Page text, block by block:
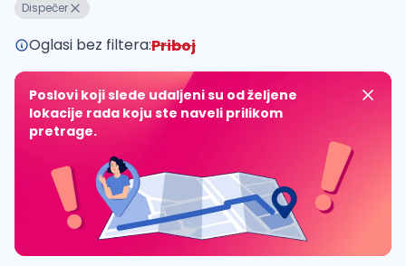
Dispečer
Oglasi bez filtera:Priboj
Poslovi koji slede udaljeni su od željene
lokacije rada koju ste naveli prilikom
pretrage.